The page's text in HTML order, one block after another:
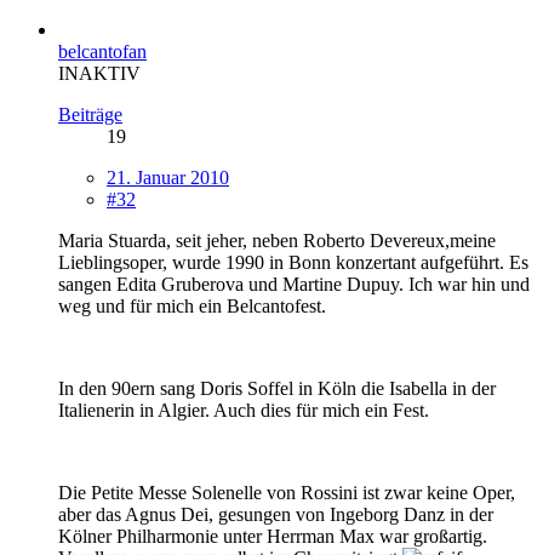
belcantofan
INAKTIV
Beiträge
19
21. Januar 2010
#32
Maria Stuarda, seit jeher, neben Roberto Devereux,meine
Lieblingsoper, wurde 1990 in Bonn konzertant aufgeführt. Es
sangen Edita Gruberova und Martine Dupuy. Ich war hin und
weg und für mich ein Belcantofest.
In den 90ern sang Doris Soffel in Köln die Isabella in der
Italienerin in Algier. Auch dies für mich ein Fest.
Die Petite Messe Solenelle von Rossini ist zwar keine Oper,
aber das Agnus Dei, gesungen von Ingeborg Danz in der
Kölner Philharmonie unter Herrman Max war großartig.